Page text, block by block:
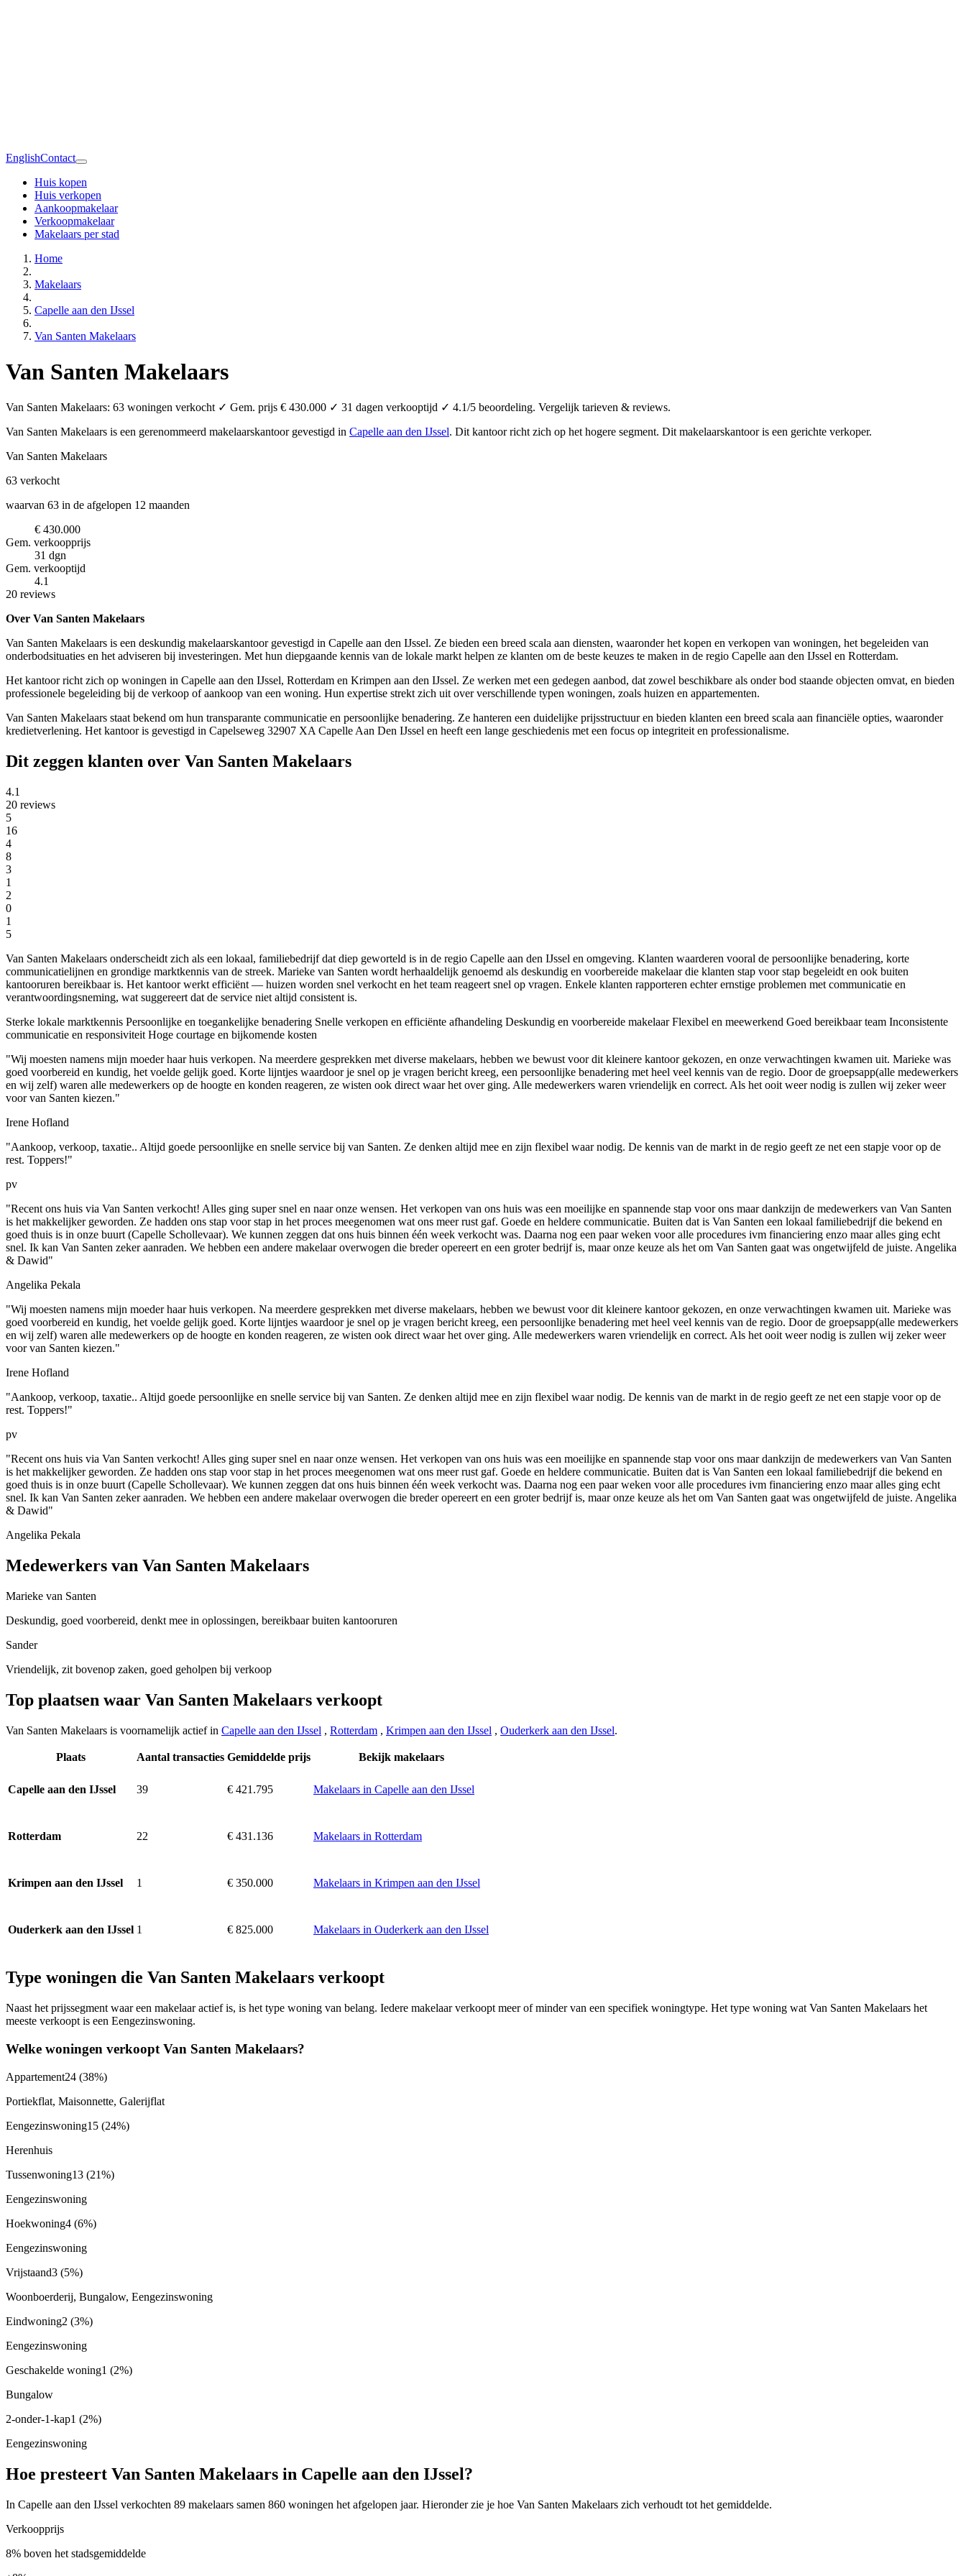
EnglishContact
Huis kopen
Huis verkopen
Aankoopmakelaar
Verkoopmakelaar
Makelaars per stad
Home
Makelaars
Capelle aan den IJssel
Van Santen Makelaars
Van Santen Makelaars
Van Santen Makelaars: 63 woningen verkocht ✓ Gem. prijs € 430.000 ✓ 31 dagen verkooptijd ✓ 4.1/5 beoordeling. Vergelijk tarieven & reviews.
Van Santen Makelaars is een gerenommeerd makelaarskantoor gevestigd in Capelle aan den IJssel. Dit kantoor richt zich op het hogere segment. Dit makelaarskantoor is een gerichte verkoper.
Van Santen Makelaars
63 verkocht
waarvan 63 in de afgelopen 12 maanden
€ 430.000
Gem. verkoopprijs
31 dgn
Gem. verkooptijd
4.1
20 reviews
Over Van Santen Makelaars
Van Santen Makelaars is een deskundig makelaarskantoor gevestigd in Capelle aan den IJssel. Ze bieden een breed scala aan diensten, waaronder het kopen en verkopen van woningen, het begeleiden van
onderbodsituaties en het adviseren bij investeringen. Met hun diepgaande kennis van de lokale markt helpen ze klanten om de beste keuzes te maken in de regio Capelle aan den IJssel en Rotterdam.
Het kantoor richt zich op woningen in Capelle aan den IJssel, Rotterdam en Krimpen aan den IJssel. Ze werken met een gedegen aanbod, dat zowel beschikbare als onder bod staande objecten omvat, en bieden
professionele begeleiding bij de verkoop of aankoop van een woning. Hun expertise strekt zich uit over verschillende typen woningen, zoals huizen en appartementen.
Van Santen Makelaars staat bekend om hun transparante communicatie en persoonlijke benadering. Ze hanteren een duidelijke prijsstructuur en bieden klanten een breed scala aan financiële opties, waaronder
kredietverlening. Het kantoor is gevestigd in Capelseweg 32907 XA Capelle Aan Den IJssel en heeft een lange geschiedenis met een focus op integriteit en professionalisme.
Dit zeggen klanten over Van Santen Makelaars
4.1
20 reviews
5
16
4
8
3
1
2
0
1
5
Van Santen Makelaars onderscheidt zich als een lokaal, familiebedrijf dat diep geworteld is in de regio Capelle aan den IJssel en omgeving. Klanten waarderen vooral de persoonlijke benadering, korte
communicatielijnen en grondige marktkennis van de streek. Marieke van Santen wordt herhaaldelijk genoemd als deskundig en voorbereide makelaar die klanten stap voor stap begeleidt en ook buiten
kantooruren bereikbaar is. Het kantoor werkt efficiënt — huizen worden snel verkocht en het team reageert snel op vragen. Enkele klanten rapporteren echter ernstige problemen met communicatie en
verantwoordingsneming, wat suggereert dat de service niet altijd consistent is.
Sterke lokale marktkennis Persoonlijke en toegankelijke benadering Snelle verkopen en efficiënte afhandeling Deskundig en voorbereide makelaarFlexibel en meewerkend Goed bereikbaar team Inconsistente
communicatie en responsiviteit Hoge courtage en bijkomende kosten
"Wij moesten namens mijn moeder haar huis verkopen. Na meerdere gesprekken met diverse makelaars, hebben we bewust voor dit kleinere kantoor gekozen, en onze verwachtingen kwamen uit. Marieke was
goed voorbereid en kundig, het voelde gelijk goed. Korte lijntjes waardoor je snel op je vragen bericht kreeg, een persoonlijke benadering met heel veel kennis van de regio. Door de groepsapp(alle medewerkers
en wij zelf) waren alle medewerkers op de hoogte en konden reageren, ze wisten ook direct waar het over ging. Alle medewerkers waren vriendelijk en correct. Als het ooit weer nodig is zullen wij zeker weer
voor van Santen kiezen."
Irene Hofland
"Aankoop, verkoop, taxatie.. Altijd goede persoonlijke en snelle service bij van Santen. Ze denken altijd mee en zijn flexibel waar nodig. De kennis van de markt in de regio geeft ze net een stapje voor op de
rest. Toppers!"
pv
"Recent ons huis via Van Santen verkocht! Alles ging super snel en naar onze wensen. Het verkopen van ons huis was een moeilijke en spannende stap voor ons maar dankzijn de medewerkers van Van Santen
is het makkelijker geworden. Ze hadden ons stap voor stap in het proces meegenomen wat ons meer rust gaf. Goede en heldere communicatie. Buiten dat is Van Santen een lokaal familiebedrijf die bekend en
goed thuis is in onze buurt (Capelle Schollevaar). We kunnen zeggen dat ons huis binnen één week verkocht was. Daarna nog een paar weken voor alle procedures ivm financiering enzo maar alles ging echt
snel. Ik kan Van Santen zeker aanraden. We hebben een andere makelaar overwogen die breder opereert en een groter bedrijf is, maar onze keuze als het om Van Santen gaat was ongetwijfeld de juiste. Angelika
& Dawid"
Angelika Pekala
"Wij moesten namens mijn moeder haar huis verkopen. Na meerdere gesprekken met diverse makelaars, hebben we bewust voor dit kleinere kantoor gekozen, en onze verwachtingen kwamen uit. Marieke was
goed voorbereid en kundig, het voelde gelijk goed. Korte lijntjes waardoor je snel op je vragen bericht kreeg, een persoonlijke benadering met heel veel kennis van de regio. Door de groepsapp(alle medewerkers
en wij zelf) waren alle medewerkers op de hoogte en konden reageren, ze wisten ook direct waar het over ging. Alle medewerkers waren vriendelijk en correct. Als het ooit weer nodig is zullen wij zeker weer
voor van Santen kiezen."
Irene Hofland
"Aankoop, verkoop, taxatie.. Altijd goede persoonlijke en snelle service bij van Santen. Ze denken altijd mee en zijn flexibel waar nodig. De kennis van de markt in de regio geeft ze net een stapje voor op de
rest. Toppers!"
pv
"Recent ons huis via Van Santen verkocht! Alles ging super snel en naar onze wensen. Het verkopen van ons huis was een moeilijke en spannende stap voor ons maar dankzijn de medewerkers van Van Santen
is het makkelijker geworden. Ze hadden ons stap voor stap in het proces meegenomen wat ons meer rust gaf. Goede en heldere communicatie. Buiten dat is Van Santen een lokaal familiebedrijf die bekend en
goed thuis is in onze buurt (Capelle Schollevaar). We kunnen zeggen dat ons huis binnen één week verkocht was. Daarna nog een paar weken voor alle procedures ivm financiering enzo maar alles ging echt
snel. Ik kan Van Santen zeker aanraden. We hebben een andere makelaar overwogen die breder opereert en een groter bedrijf is, maar onze keuze als het om Van Santen gaat was ongetwijfeld de juiste. Angelika
& Dawid"
Angelika Pekala
Medewerkers van Van Santen Makelaars
Marieke van Santen
Deskundig, goed voorbereid, denkt mee in oplossingen, bereikbaar buiten kantooruren
Sander
Vriendelijk, zit bovenop zaken, goed geholpen bij verkoop
Top plaatsen waar Van Santen Makelaars verkoopt
Van Santen Makelaars is voornamelijk actief in Capelle aan den IJssel , Rotterdam , Krimpen aan den IJssel , Ouderkerk aan den IJssel.
Plaats Aantal transacties Gemiddelde prijs Bekijk makelaars
Capelle aan den IJssel 39 € 421.795 Makelaars in Capelle aan den IJssel
Rotterdam 22 € 431.136 Makelaars in Rotterdam
Krimpen aan den IJssel 1 € 350.000 Makelaars in Krimpen aan den IJssel
Ouderkerk aan den IJssel 1 € 825.000 Makelaars in Ouderkerk aan den IJssel
Type woningen die Van Santen Makelaars verkoopt
Naast het prijssegment waar een makelaar actief is, is het type woning van belang. Iedere makelaar verkoopt meer of minder van een specifiek woningtype. Het type woning wat Van Santen Makelaars het
meeste verkoopt is een Eengezinswoning.
Welke woningen verkoopt Van Santen Makelaars?
Appartement24 (38%)
Portiekflat, Maisonnette, Galerijflat
Eengezinswoning15 (24%)
Herenhuis
Tussenwoning13 (21%)
Eengezinswoning
Hoekwoning4 (6%)
Eengezinswoning
Vrijstaand3 (5%)
Woonboerderij, Bungalow, Eengezinswoning
Eindwoning2 (3%)
Eengezinswoning
Geschakelde woning1 (2%)
Bungalow
2-onder-1-kap1 (2%)
Eengezinswoning
Hoe presteert Van Santen Makelaars in Capelle aan den IJssel?
In Capelle aan den IJssel verkochten 89 makelaars samen 860 woningen het afgelopen jaar. Hieronder zie je hoe Van Santen Makelaars zich verhoudt tot het gemiddelde.
Verkoopprijs
8% boven het stadsgemiddelde